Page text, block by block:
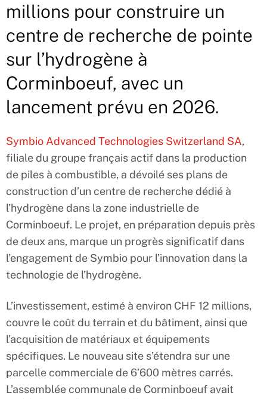
millions pour construire un
centre de recherche de pointe
sur l’hydrogène à
Corminboeuf, avec un
lancement prévu en 2026.
Symbio Advanced Technologies Switzerland SA,
filiale du groupe français actif dans la production
de piles à combustible, a dévoilé ses plans de
construction d’un centre de recherche dédié à
l’hydrogène dans la zone industrielle de
Corminboeuf. Le projet, en préparation depuis près
de deux ans, marque un progrès significatif dans
l’engagement de Symbio pour l’innovation dans la
technologie de l’hydrogène.
L’investissement, estimé à environ CHF 12 millions,
couvre le coût du terrain et du bâtiment, ainsi que
l’acquisition de matériaux et équipements
spécifiques. Le nouveau site s’étendra sur une
parcelle commerciale de 6’600 mètres carrés.
L’assemblée communale de Corminboeuf avait